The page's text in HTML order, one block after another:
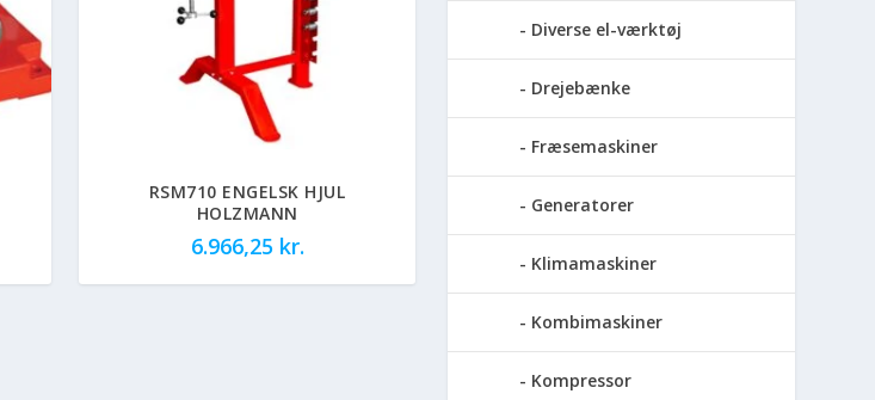
RSM710 ENGELSK HJUL
HOLZMANN
6.966,25 kr.
Diverse el-værktøj
Drejebænke
Fræsemaskiner
Generatorer
Klimamaskiner
Kombimaskiner
Kompressor